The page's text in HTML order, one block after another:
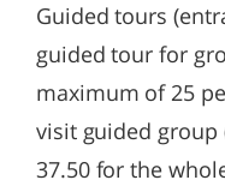
Guided tours
guided tour for
maximum of 25
visit guided group
37.50 for the